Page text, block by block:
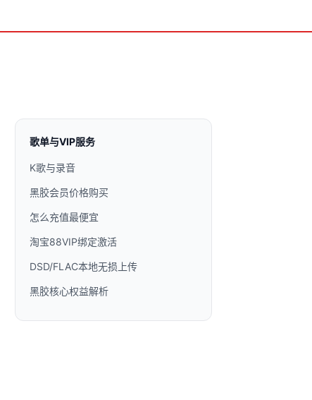
歌单与VIP服务
K歌与录音
黑胶会员价格购买
怎么充值最便宜
淘宝88VIP绑定激活
DSD/FLAC本地无损上传
黑胶核心权益解析